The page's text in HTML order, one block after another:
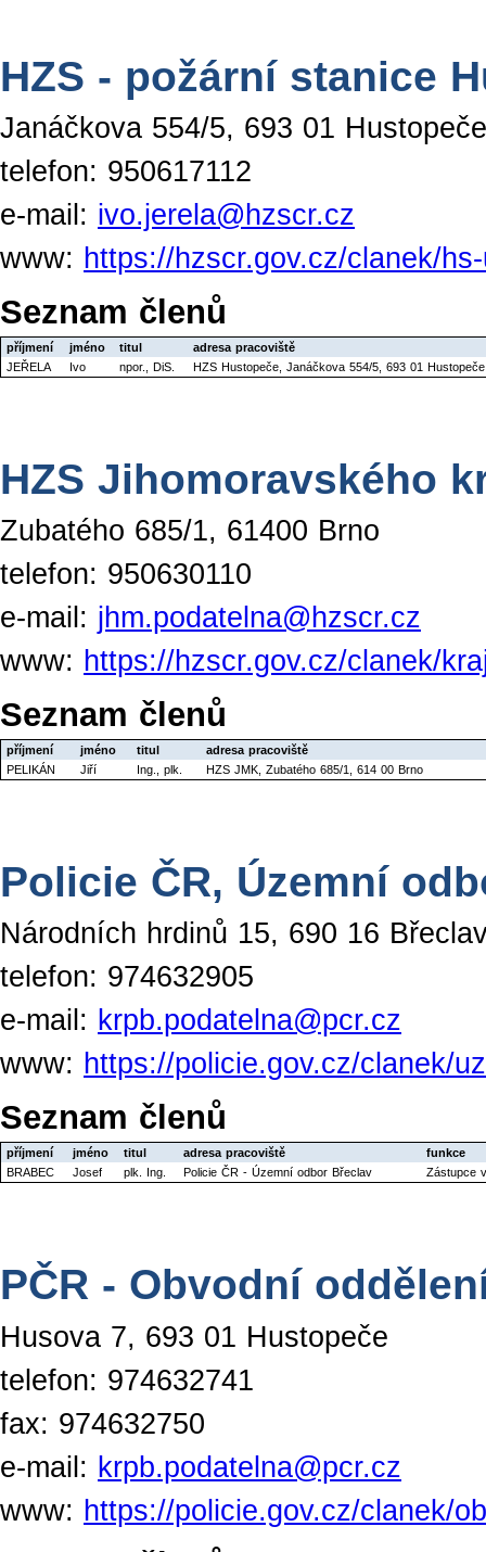
HZS - požární stanice
Janáčkova 554/5, 693 01 Hustopeče
telefon: 950617112
e-mail: ivo.jerela@hzscr.cz
www: https://hzscr.gov.cz/clanek/
Seznam členů
příjmení jméno titul
adresa pracoviště
JEŘELA
Ivo npor., DiS. HZS Hustopeče, Janáčkova 554/5, 693 01 Hustopeče
HZS Jihomoravského
Zubatého 685/1, 61400 Brno
telefon: 950630110
e-mail: jhm.podatelna@hzscr.cz
www: https://hzscr.gov.cz/clanek/
Seznam členů
příjmení jméno titul
adresa pracoviště
PELIKÁN
Jiří Ing., plk. HZS JMK, Zubatého 685/1, 614 00 Brno
Policie ČR, Územní
Národních hrdinů 15, 690 16
telefon: 974632905
e-mail: krpb.podatelna@pcr.cz
www: https://policie.gov.cz/clanek/
Seznam členů
příjmení jméno titul adresa pracoviště
funkce
BRABEC
Josef plk. Ing. Policie ČR - Územní odbor Břeclav Zástupce
PČR - Obvodní
Husova 7, 693 01 Hustopeče
telefon: 974632741
fax: 974632750
e-mail: krpb.podatelna@pcr.cz
www: https://policie.gov.cz/clanek/